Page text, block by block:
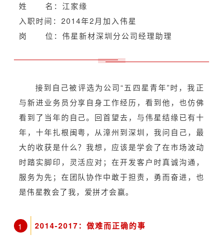
姓 名：江家缘
入职时间：2014年2月加入伟星
岗 位：伟星新材深圳分公司经理助理
接到自己被评选为公司“五四星青年”时，我正
与新进业务员分享自身工作经历，看到他，也仿佛
看到了当年的自己。回首望去，与伟星结缘已有十
年，十年扎根闽粤，从漳州到深圳，我问自己，最
大的收获是什么？我想，应该是学会了在市场波动
时踏实脚印，灵活应对；在开发客户时真诚沟通，
服务为先；在团队协作中敢于担责，勇而奋进，也
是伟星教会了我，爱拼才会赢。
1
2014-2017：做难而正确的事